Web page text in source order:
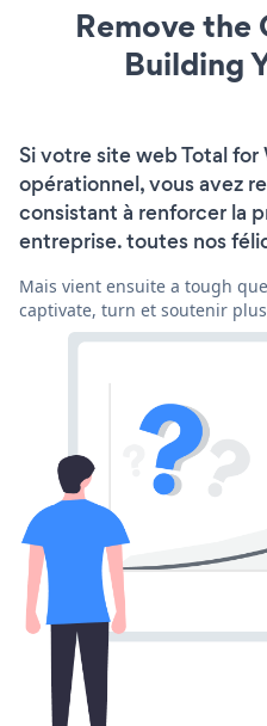
Remove the
Building
Si votre site web Total for
opérationnel, vous avez
consistant à renforcer la
entreprise. toutes nos
Mais vient ensuite a tough
captivate, turn et soutenir